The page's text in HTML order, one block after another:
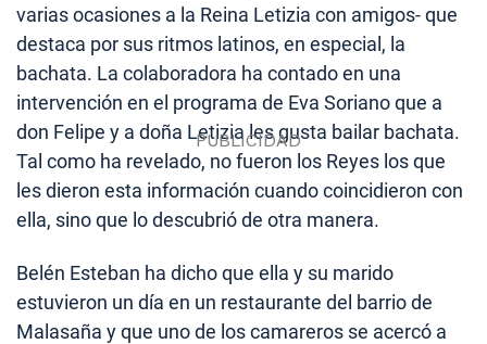
varias ocasiones a la Reina Letizia con amigos- que
destaca por sus ritmos latinos, en especial, la
bachata. La colaboradora ha contado en una
intervención en el programa de Eva Soriano que a
don Felipe y a doña Letizia les gusta bailar bachata.
Tal como ha revelado, no fueron los Reyes los que
les dieron esta información cuando coincidieron con
ella, sino que lo descubrió de otra manera.
Belén Esteban ha dicho que ella y su marido
estuvieron un día en un restaurante del barrio de
Malasaña y que uno de los camareros se acercó a